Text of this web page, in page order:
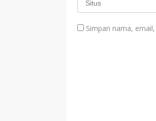
Simpan nama,